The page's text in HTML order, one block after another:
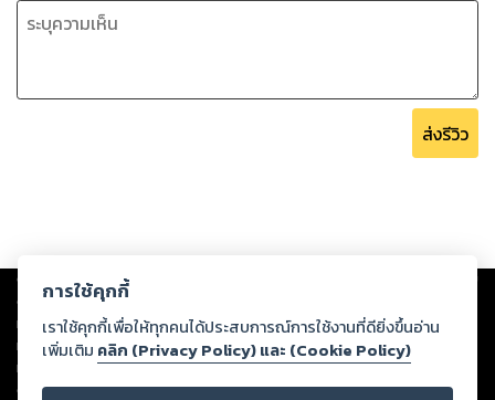
ส่งรีวิว
Copyright © 2026
ต่อผลงานหรือเนื้อหาใดที่อัปโหลดผ่านเว็บไซต์และปรากฏว่าละเมิดสิทธิใน
ทรัพย์สินทางปัญญาของบุคคลอื่นหรือขัดต่อกฎหมายและศีลธรรม ดังนั้น ผู้อ่าน
ทุกท่านโปรดใช้วิจารณญาณในการกลั่นกรองด้วยตนเอง และหากท่านพบว่าส่วน
หนึ่งส่วนใดขัดต่อกฎหมายและศีลธรรม กรุณาแจ้งมายังบริษัท เพื่อทีมงานจะได้
ดำเนินการในทันที ทั้งนี้ ทางสตอรี่ล็อกขอสงวนลิขสิทธิ์ตามพระราชบัญญัติ
การใช้คุกกี้
เราใช้คุกกี้เพื่อให้ทุกคนได้ประสบการณ์การใช้งานที่ดียิ่งขึ้นอ่าน
เพิ่มเติม คลิก (Privacy Policy) และ (Cookie Policy)